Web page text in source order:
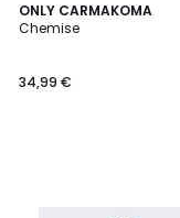
ONLY CARMAKOMA
Chemise
34,99 €